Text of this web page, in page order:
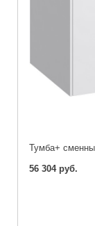
Тумба+
56 304 руб.